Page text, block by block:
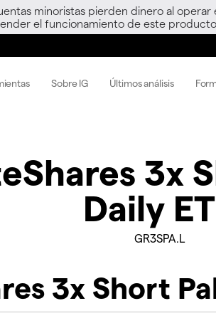
minoristas pierden dinero al
el funcionamiento de este
Sobre IG Últimos análisis
3x
Daily
GR3SPA.L
3x Short